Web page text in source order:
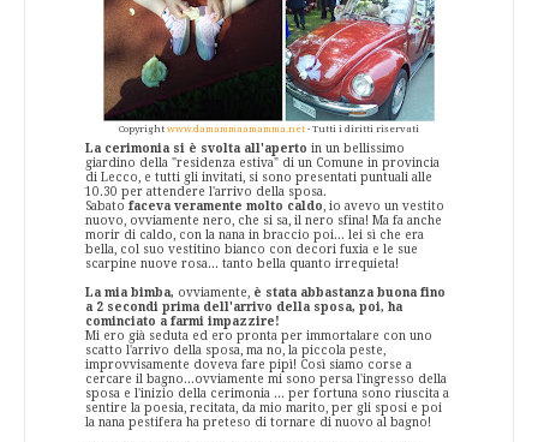
Copyright www.damammaamamma.net - Tutti i diritti riservati
La cerimonia si è svolta all'aperto in un bellissimo
giardino della "residenza estiva" di un Comune in provincia
di Lecco, e tutti gli invitati, si sono presentati puntuali alle
10.30 per attendere l'arrivo della sposa.
Sabato faceva veramente molto caldo , io avevo un vestito
nuovo, ovviamente nero, che si sa, il nero sfina! Ma fa anche
morir di caldo, con la nana in braccio poi... lei sì che era
bella, col suo vestitino bianco con decori fuxia e le sue
scarpine nuove rosa... tanto bella quanto irrequieta!
La mia bimba, ovviamente, è stata abbastanza buona fino
a 2 secondi prima dell'arrivo della sposa, poi, ha
cominciato a farmi impazzire!
Mi ero già seduta ed ero pronta per immortalare con uno
scatto l'arrivo della sposa, ma no, la piccola peste,
improvvisamente doveva fare pipì! Così siamo corse a
cercare il bagno...ovviamente mi sono persa l'ingresso della
sposa e l'inizio della cerimonia ... per fortuna sono riuscita a
sentire la poesia, recitata, da mio marito, per gli sposi e poi
la nana pestifera ha preteso di tornare di nuovo al bagno!